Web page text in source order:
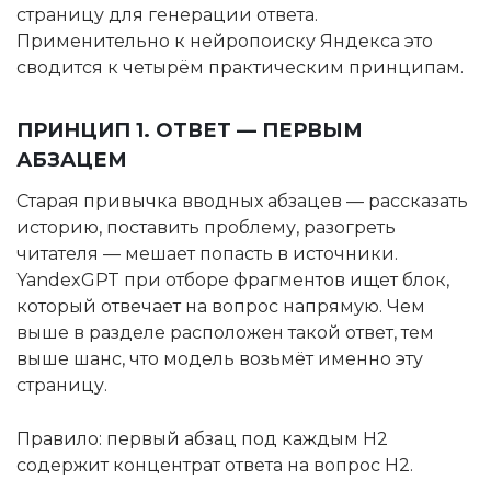
страницу для генерации ответа.
Применительно к нейропоиску Яндекса это
сводится к четырём практическим принципам.
ПРИНЦИП 1. ОТВЕТ — ПЕРВЫМ
АБЗАЦЕМ
Старая привычка вводных абзацев — рассказать
историю, поставить проблему, разогреть
читателя — мешает попасть в источники.
YandexGPT при отборе фрагментов ищет блок,
который отвечает на вопрос напрямую. Чем
выше в разделе расположен такой ответ, тем
выше шанс, что модель возьмёт именно эту
страницу.
Правило: первый абзац под каждым H2
содержит концентрат ответа на вопрос H2.